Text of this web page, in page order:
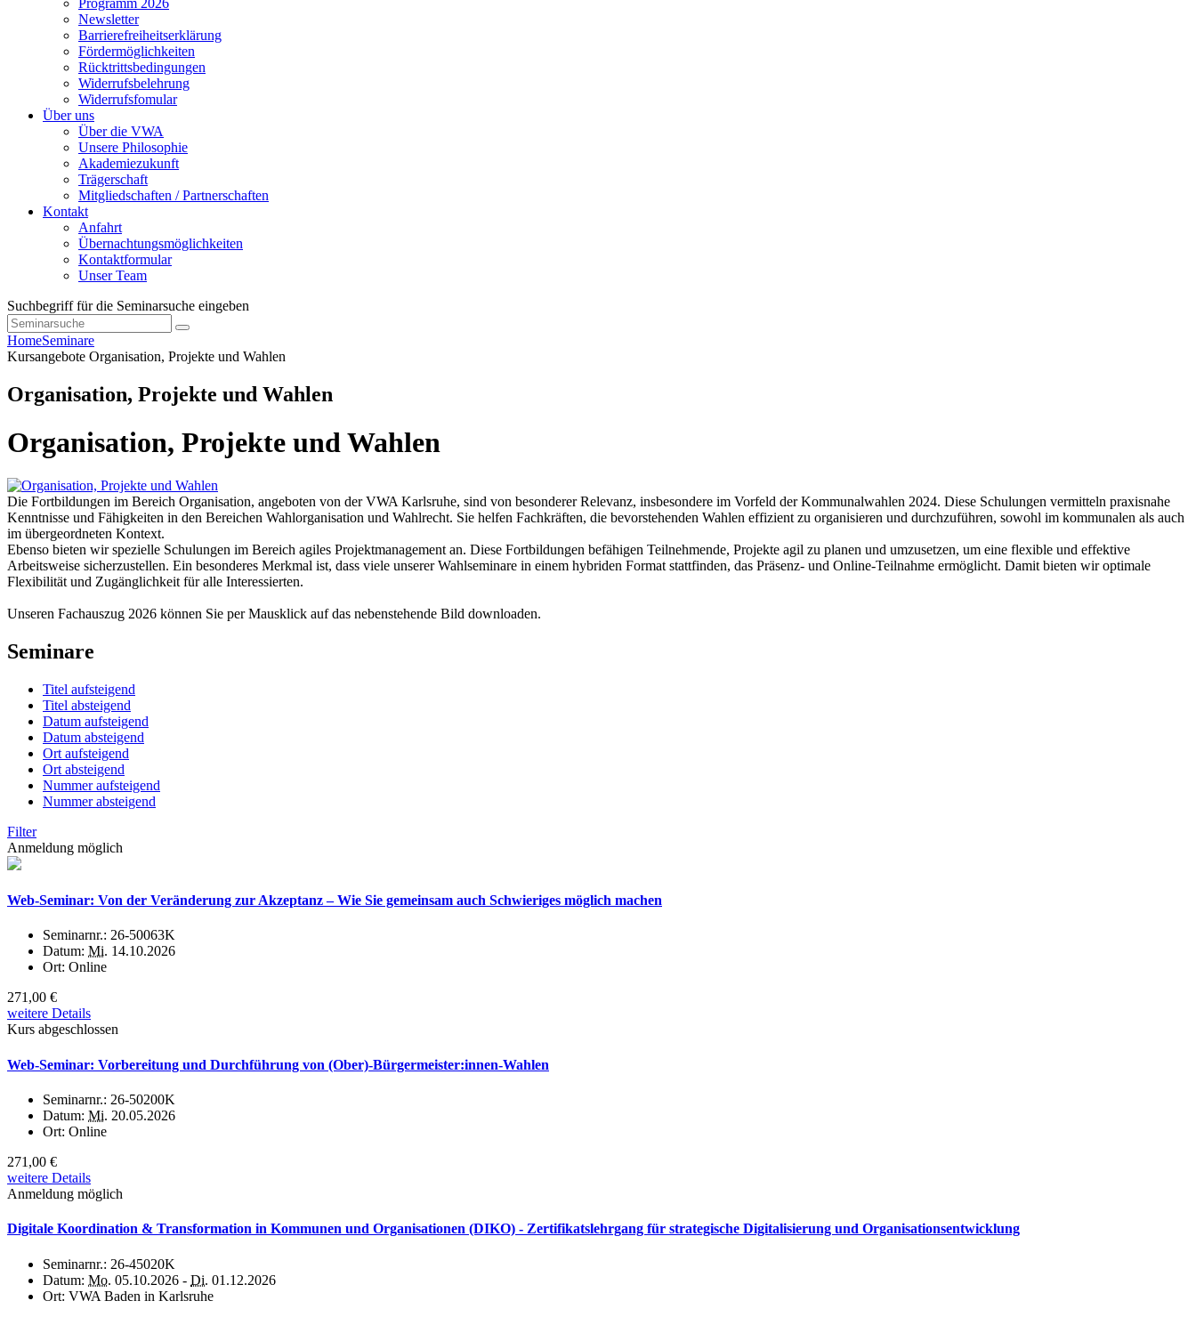
Programm 2026
Newsletter
Barrierefreiheitserklärung
Fördermöglichkeiten
Rücktrittsbedingungen
Widerrufsbelehrung
Widerrufsfomular
Über uns
Über die VWA
Unsere Philosophie
Akademiezukunft
Trägerschaft
Mitgliedschaften / Partnerschaften
Kontakt
Anfahrt
Übernachtungsmöglichkeiten
Kontaktformular
Unser Team
Suchbegriff für die Seminarsuche eingeben
HomeSeminare
Kursangebote Organisation, Projekte und Wahlen
Organisation, Projekte und Wahlen
Organisation, Projekte und Wahlen
Die Fortbildungen im Bereich Organisation, angeboten von der VWA Karlsruhe, sind von besonderer Relevanz, insbesondere im Vorfeld der Kommunalwahlen 2024. Diese Schulungen vermitteln praxisnahe
Kenntnisse und Fähigkeiten in den Bereichen Wahlorganisation und Wahlrecht. Sie helfen Fachkräften, die bevorstehenden Wahlen effizient zu organisieren und durchzuführen, sowohl im kommunalen als auch
im übergeordneten Kontext.
Ebenso bieten wir spezielle Schulungen im Bereich agiles Projektmanagement an. Diese Fortbildungen befähigen Teilnehmende, Projekte agil zu planen und umzusetzen, um eine flexible und effektive
Arbeitsweise sicherzustellen. Ein besonderes Merkmal ist, dass viele unserer Wahlseminare in einem hybriden Format stattfinden, das Präsenz- und Online-Teilnahme ermöglicht. Damit bieten wir optimale
Flexibilität und Zugänglichkeit für alle Interessierten.
Unseren Fachauszug 2026 können Sie per Mausklick auf das nebenstehende Bild downloaden.
Seminare
Titel aufsteigend
Titel absteigend
Datum aufsteigend
Datum absteigend
Ort aufsteigend
Ort absteigend
Nummer aufsteigend
Nummer absteigend
Filter
Anmeldung möglich
Web-Seminar: Von der Veränderung zur Akzeptanz – Wie Sie gemeinsam auch Schwieriges möglich machen
Seminarnr.: 26-50063K
Datum: Mi. 14.10.2026
Ort: Online
271,00 €
weitere Details
Kurs abgeschlossen
Web-Seminar: Vorbereitung und Durchführung von (Ober)-Bürgermeister:innen-Wahlen
Seminarnr.: 26-50200K
Datum: Mi. 20.05.2026
Ort: Online
271,00 €
weitere Details
Anmeldung möglich
Digitale Koordination & Transformation in Kommunen und Organisationen (DIKO) - Zertifikatslehrgang für strategische Digitalisierung und Organisationsentwicklung
Seminarnr.: 26-45020K
Datum: Mo. 05.10.2026 - Di. 01.12.2026
Ort: VWA Baden in Karlsruhe